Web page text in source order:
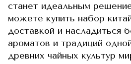
станет идеальным
можете купить набор
доставкой и насладиться
ароматов и традиций
древних чайных культур